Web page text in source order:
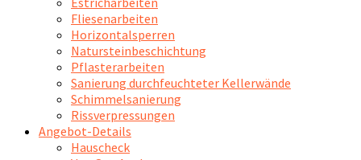
Fliesenarbeiten
Horizontalsperren
Natursteinbeschichtung
Pflasterarbeiten
Sanierung durchfeuchteter Kellerwände
Schimmelsanierung
Rissverpressungen
Angebot-Details
Hauscheck